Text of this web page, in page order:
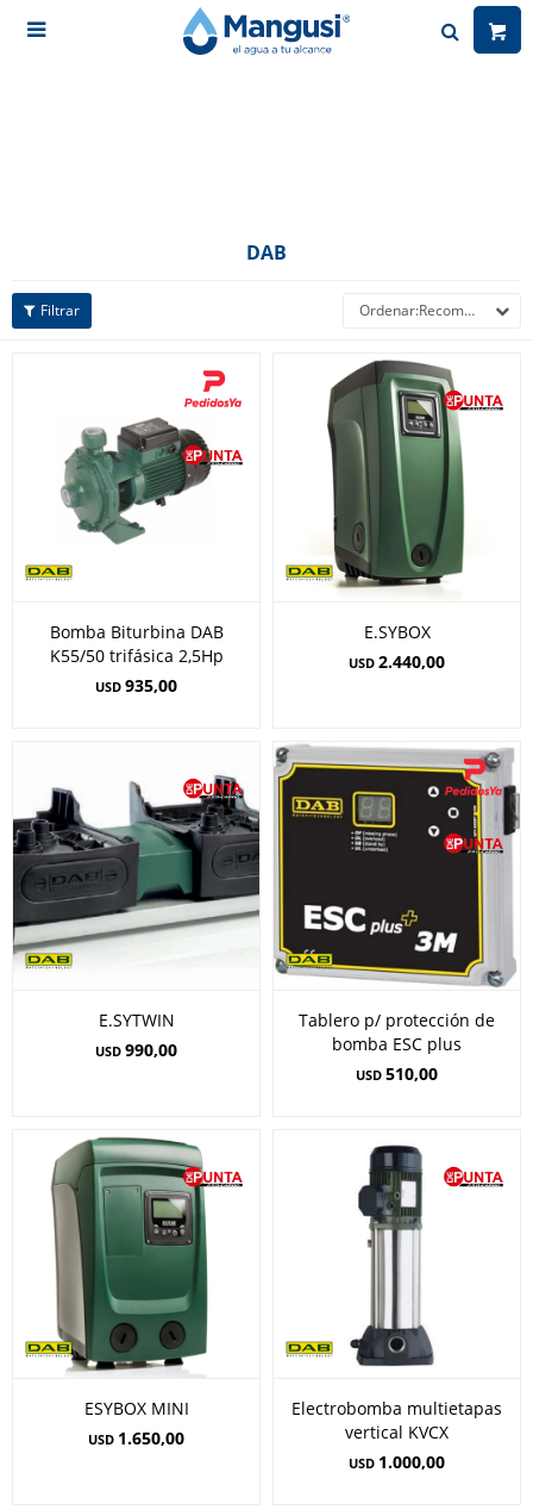

DAB
Recomendados
Bomba Biturbina DAB
K55/50 trifásica 2,5Hp
USD 935,00
E.SYBOX
USD 2.440,00
E.SYTWIN
USD 990,00
Tablero p/ protección de
bomba ESC plus
USD 510,00
ESYBOX MINI
USD 1.650,00
Electrobomba multietapas
vertical KVCX
USD 1.000,00